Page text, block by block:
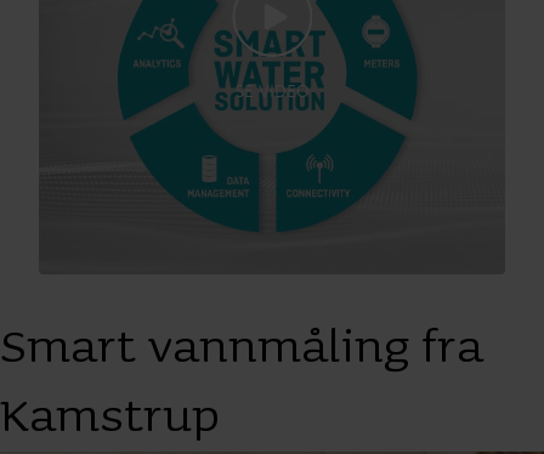
SE VIDEO
Smart vannmåling fra
Kamstrup